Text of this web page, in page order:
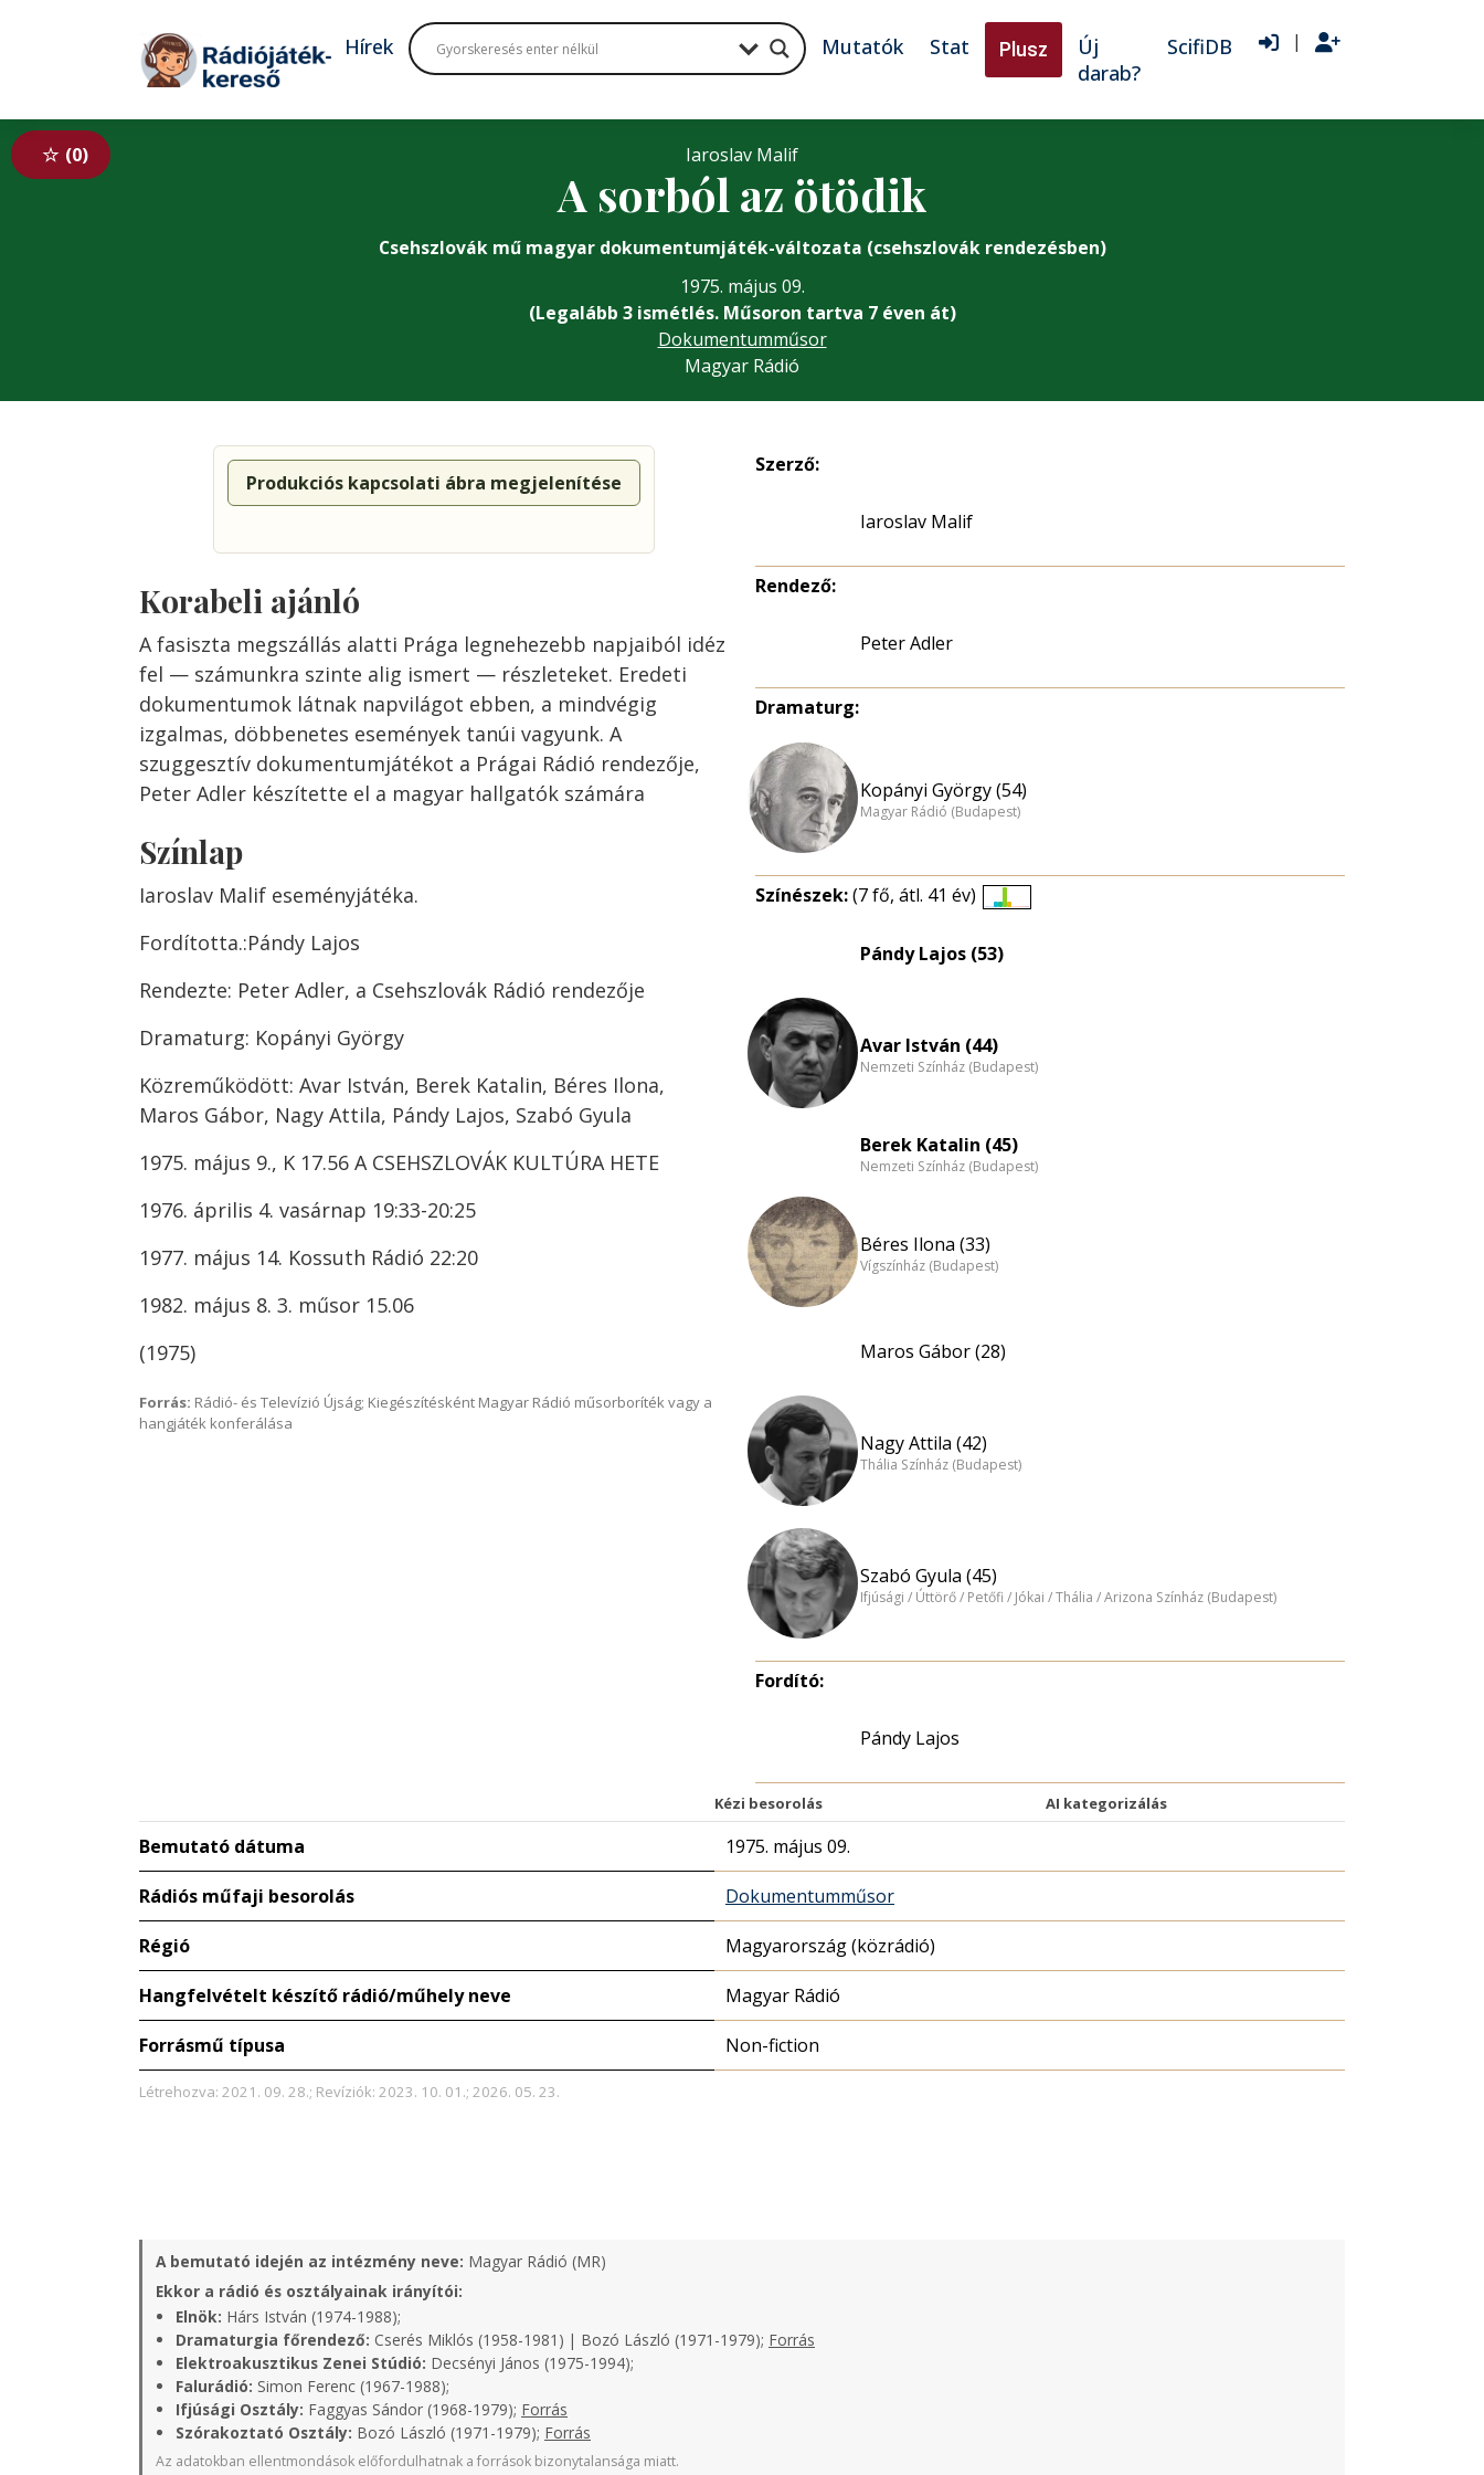
Tovább a tartalomhoz
Hírek Mutatók Stat Plusz
Új
darab?
ScifiDB |
0 Iaroslav Malif
A sorból az ötödik
Csehszlovák mű magyar dokumentumjáték-változata (csehszlovák rendezésben)
1975. május 09.
(Legalább 3 ismétlés. Műsoron tartva 7 éven át)
Dokumentumműsor
Magyar Rádió
Produkciós kapcsolati ábra megjelenítése
Korabeli ajánló
A fasiszta megszállás alatti Prága legnehezebb napjaiból idéz
fel — számunkra szinte alig ismert — részleteket. Eredeti
dokumentumok látnak napvilágot ebben, a mindvégig
izgalmas, döbbenetes események tanúi vagyunk. A
szuggesztív dokumentumjátékot a Prágai Rádió rendezője,
Peter Adler készítette el a magyar hallgatók számára
Színlap
Iaroslav Malif eseményjátéka.
Fordította.:Pándy Lajos
Rendezte: Peter Adler, a Csehszlovák Rádió rendezője
Dramaturg: Kopányi György
Közreműködött: Avar István, Berek Katalin, Béres Ilona,
Maros Gábor, Nagy Attila, Pándy Lajos, Szabó Gyula
1975. május 9., K 17.56 A CSEHSZLOVÁK KULTÚRA HETE
1976. április 4. vasárnap 19:33-20:25
1977. május 14. Kossuth Rádió 22:20
1982. május 8. 3. műsor 15.06
(1975)
Forrás: Rádió- és Televízió Újság; Kiegészítésként Magyar Rádió műsorboríték vagy a
hangjáték konferálása
Szerző:
Iaroslav Malif
Rendező:
Peter Adler
Dramaturg:
Kopányi György (54)
Magyar Rádió (Budapest)
Színészek:(7 fő, átl. 41 év)
Pándy Lajos (53)
Avar István (44)
Nemzeti Színház (Budapest)
Berek Katalin (45)
Nemzeti Színház (Budapest)
Béres Ilona (33)
Vígszínház (Budapest)
Maros Gábor (28)
Nagy Attila (42)
Thália Színház (Budapest)
Szabó Gyula (45)
Ifjúsági / Úttörő / Petőfi / Jókai / Thália / Arizona Színház (Budapest)
Fordító:
Pándy Lajos
Kézi besorolás AI kategorizálás
Bemutató dátuma 1975. május 09.
Rádiós műfaji besorolás Dokumentumműsor
Régió Magyarország (közrádió)
Hangfelvételt készítő rádió/műhely neve Magyar Rádió
Forrásmű típusa Non-fiction
Létrehozva: 2021. 09. 28.; Revíziók: 2023. 10. 01.; 2026. 05. 23.
A bemutató idején az intézmény neve: Magyar Rádió (MR)
Ekkor a rádió és osztályainak irányítói:
Elnök: Hárs István (1974-1988);
Dramaturgia főrendező: Cserés Miklós (1958-1981) | Bozó László (1971-1979); Forrás
Elektroakusztikus Zenei Stúdió: Decsényi János (1975-1994);
Falurádió: Simon Ferenc (1967-1988);
Ifjúsági Osztály: Faggyas Sándor (1968-1979); Forrás
Szórakoztató Osztály: Bozó László (1971-1979); Forrás
Az adatokban ellentmondások előfordulhatnak a források bizonytalansága miatt.